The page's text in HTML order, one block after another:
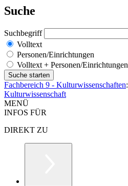
Suche
Suchbegriff
Volltext
Personen/Einrichtungen
Volltext + Personen/Einrichtungen
Fachbereich 9 - Kulturwissenschaften:
Kulturwissenschaft
MENÜ
INFOS FÜR
DIREKT ZU